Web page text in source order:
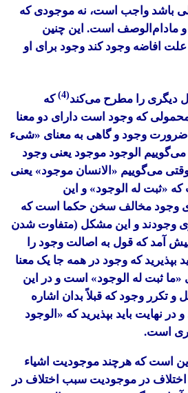
باشد واجب است، نه موجودی که
مادام‌الوصف است. این چنین
افاضه وجود کند وجود برای او
دیگری را مطرح می‌کند(4)
که
که وجود است دارای دو معنا
ضرورت وجود و گاهی به معنای «شیء
الوجود موجود یعنی وجود
می‌گوییم «الانسان موجود» یعنی
«ثبت له الوجود» و این
وجود مخالف سخن حکما است که
وجودند و این مشکل (متفاوت شدن
آمد که قول به اصالت وجود را
بپذیرید که وجود در همه جا یک معنا
«ما ثبت له الوجود» است و در این
وجود که قبلاً بدان اشاره
نهایت باید بپذیرید که «الوجود
است.
است که هرچند موجودیت اشیاء
در موجودیت سبب اختلاف در